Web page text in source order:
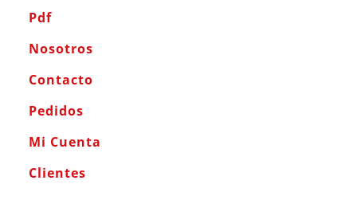
Pdf
Nosotros
Contacto
Pedidos
Mi Cuenta
Clientes